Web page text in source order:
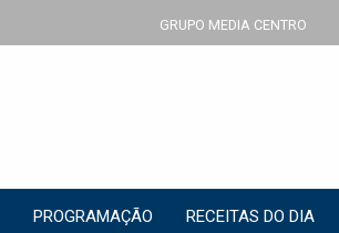
GRUPO MEDIA CENTRO
PROGRAMAÇÃO RECEITAS DO DIA